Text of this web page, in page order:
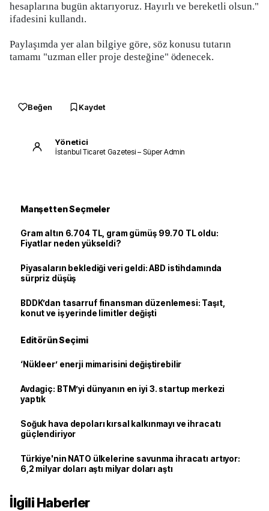
hesaplarına bugün aktarıyoruz. Hayırlı ve bereketli olsun."
ifadesini kullandı.
Paylaşımda yer alan bilgiye göre, söz konusu tutarın
tamamı "uzman eller proje desteğine" ödenecek.
Beğen Kaydet
Yönetici
İstanbul Ticaret Gazetesi – Süper Admin
Manşetten Seçmeler
Gram altın 6.704 TL, gram gümüş 99.70 TL oldu:
Fiyatlar neden yükseldi?
Piyasaların beklediği veri geldi: ABD istihdamında
sürpriz düşüş
BDDK’dan tasarruf finansman düzenlemesi: Taşıt,
konut ve iş yerinde limitler değişti
Editörün Seçimi
‘Nükleer’ enerji mimarisini değiştirebilir
Avdagiç: BTM’yi dünyanın en iyi 3. startup merkezi
yaptık
Soğuk hava depoları kırsal kalkınmayı ve ihracatı
güçlendiriyor
Türkiye'nin NATO ülkelerine savunma ihracatı artıyor:
6,2 milyar doları aştı milyar doları aştı
İlgili Haberler